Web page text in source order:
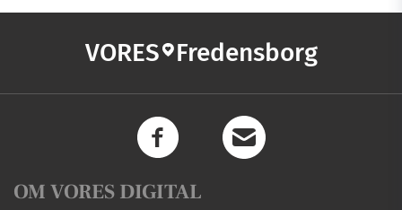
VORES Fredensborg
OM VORES DIGITAL